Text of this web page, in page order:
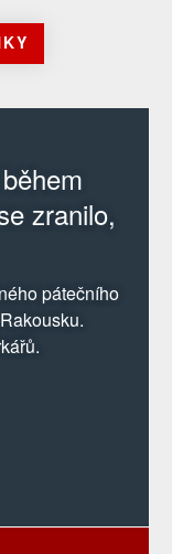
zranilo,
pátečního